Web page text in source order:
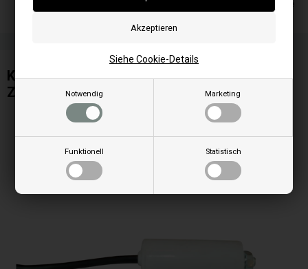
Notwendig Marketing
Funktionell Statistisch
Siehe Cookie-Details
Lieferung 2-4 Wochentage
Kondensator 1 uF für Abgasgebläse oder
Zentrifugalgebläse